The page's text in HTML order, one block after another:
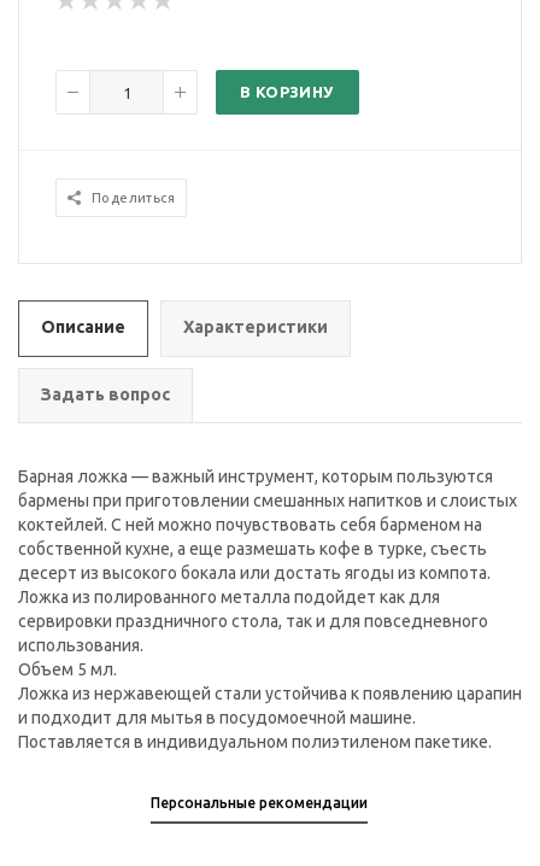
В КОРЗИНУ
Поделиться
Описание Характеристики
Задать вопрос
Барная ложка — важный инструмент, которым пользуются
бармены при приготовлении смешанных напитков и слоистых
коктейлей. С ней можно почувствовать себя барменом на
собственной кухне, а еще размешать кофе в турке, съесть
десерт из высокого бокала или достать ягоды из компота.
Ложка из полированного металла подойдет как для
сервировки праздничного стола, так и для повседневного
использования.
Объем 5 мл.
Ложка из нержавеющей стали устойчива к появлению царапин
и подходит для мытья в посудомоечной машине.
Поставляется в индивидуальном полиэтиленом пакетике.
Персональные рекомендации